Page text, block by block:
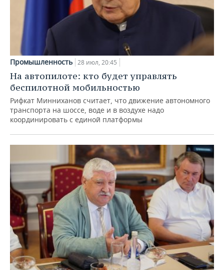
Промышленность 28 июл, 20:45
На автопилоте: кто будет управлять
беспилотной мобильностью
Рифкат Минниханов считает, что движение автономного
транспорта на шоссе, воде и в воздухе надо
координировать с единой платформы